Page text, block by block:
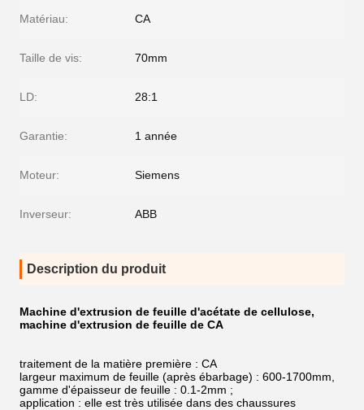
Matériau: CA
Taille de vis: 70mm
LD: 28:1
Garantie: 1 année
Moteur: Siemens
Inverseur: ABB
Description du produit
Machine d'extrusion de feuille d'acétate de cellulose,
machine d'extrusion de feuille de CA
traitement de la matière première : CA
largeur maximum de feuille (après ébarbage) : 600-1700mm,
gamme d'épaisseur de feuille : 0.1-2mm ;
application : elle est très utilisée dans des chaussures